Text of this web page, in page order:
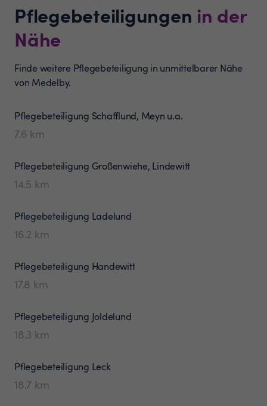
Pflegebeteiligungen in der
Nähe
Finde weitere Pflegebeteiligung in unmittelbarer Nähe
von Medelby.
Pflegebeteiligung Schafflund, Meyn u.a.
7.6 km
Pflegebeteiligung Großenwiehe, Lindewitt
14.5 km
Pflegebeteiligung Ladelund
16.2 km
Pflegebeteiligung Handewitt
17.8 km
Pflegebeteiligung Joldelund
18.3 km
Pflegebeteiligung Leck
18.7 km